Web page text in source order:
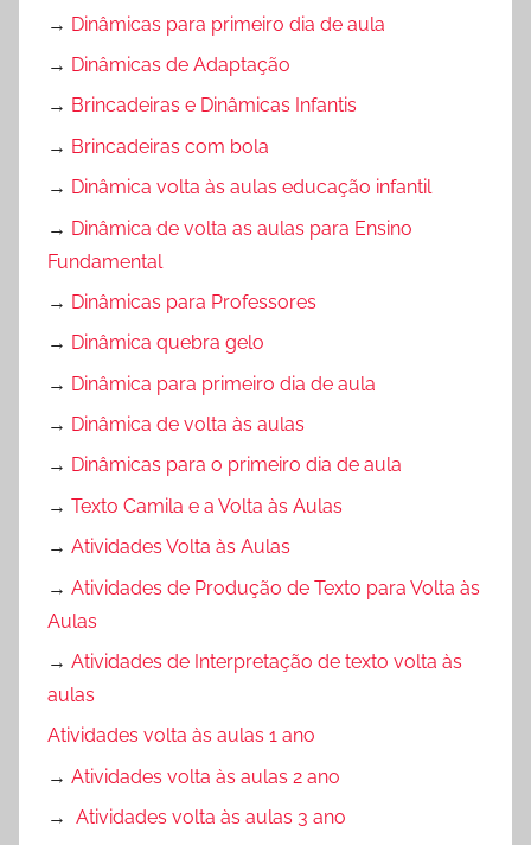
→ Dinâmicas para primeiro dia de aula
→ Dinâmicas de Adaptação
→ Brincadeiras e Dinâmicas Infantis
→ Brincadeiras com bola
→ Dinâmica volta às aulas educação infantil
→ Dinâmica de volta as aulas para Ensino
Fundamental
→ Dinâmicas para Professores
→ Dinâmica quebra gelo
→ Dinâmica para primeiro dia de aula
→ Dinâmica de volta às aulas
→ Dinâmicas para o primeiro dia de aula
→ Texto Camila e a Volta às Aulas
→ Atividades Volta às Aulas
→ Atividades de Produção de Texto para Volta às
Aulas
→ Atividades de Interpretação de texto volta às
aulas
Atividades volta às aulas 1 ano
→ Atividades volta às aulas 2 ano
→ Atividades volta às aulas 3 ano